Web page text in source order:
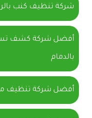
شركة تنظيف كنب
أفضل شركة كشف
بالدمام
أفضل شركة تنظيف